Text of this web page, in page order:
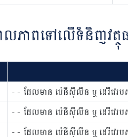
ភាពទៅលើទំនិញវត្ថុ
- - ដែលមាន ប៉េនីស៊ីលីន ឬ ដេរីវេរ
- - ដែលមាន ប៉េនីស៊ីលីន ឬ ដេរីវេរ
- - ដែលមាន ប៉េនីស៊ីលីន ឬ ដេរីវេរប